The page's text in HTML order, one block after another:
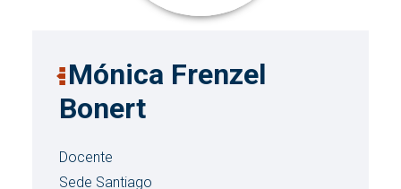
Mónica Frenzel
Bonert
Docente
Sede Santiago